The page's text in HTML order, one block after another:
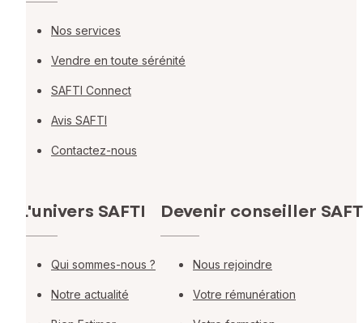
Nos services
Vendre en toute sérénité
SAFTI Connect
Avis SAFTI
Contactez-nous
L'univers SAFTI
Qui sommes-nous ?
Notre actualité
Devenir conseiller
Nous rejoindre
Votre rémunération